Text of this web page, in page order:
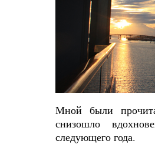
Мной были
снизошло
следующего года.